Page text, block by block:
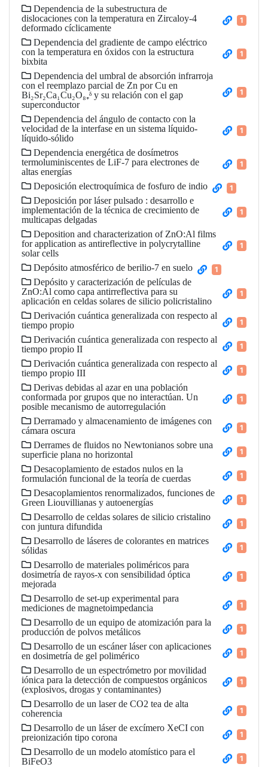
Dependencia de la subestructura de
dislocaciones con la temperatura en Zircaloy-4
deformado cíclicamente
1
Dependencia del gradiente de campo eléctrico
con la temperatura en óxidos con la estructura
bixbita
1
Dependencia del umbral de absorción infrarroja
con el reemplazo parcial de Zn por Cu en
Bi₂Sr₂Ca₁Cu₂O₈₊ᵟ y su relación con el gap
superconductor
1
Dependencia del ángulo de contacto con la
velocidad de la interfase en un sistema líquido-
líquido-sólido
1
Dependencia energética de dosímetros
termoluminiscentes de LiF-7 para electrones de
altas energías
1
Deposición electroquímica de fosfuro de indio 1
Deposición por láser pulsado : desarrollo e
implementación de la técnica de crecimiento de
multicapas delgadas
1
Deposition and characterization of ZnO:Al films
for application as antireflective in polycrytalline
solar cells
1
Depósito atmosférico de berilio-7 en suelo 1
Depósito y caracterización de películas de
ZnO:Al como capa antirreflectiva para su
aplicación en celdas solares de silicio policristalino
1
Derivación cuántica generalizada con respecto al
tiempo propio
1
Derivación cuántica generalizada con respecto al
tiempo propio II
1
Derivación cuántica generalizada con respecto al
tiempo propio III
1
Derivas debidas al azar en una población
conformada por grupos que no interactúan. Un
posible mecanismo de autorregulación
1
Derramado y almacenamiento de imágenes con
cámara oscura
1
Derrames de fluidos no Newtonianos sobre una
superficie plana no horizontal
1
Desacoplamiento de estados nulos en la
formulación funcional de la teoría de cuerdas
1
Desacoplamientos renormalizados, funciones de
Green Liouvillianas y autoenergías
1
Desarrollo de celdas solares de silicio cristalino
con juntura difundida
1
Desarrollo de láseres de colorantes en matrices
sólidas
1
Desarrollo de materiales poliméricos para
dosimetría de rayos-x con sensibilidad óptica
mejorada
1
Desarrollo de set-up experimental para
mediciones de magnetoimpedancia
1
Desarrollo de un equipo de atomización para la
producción de polvos metálicos
1
Desarrollo de un escáner láser con aplicaciones
en dosimetría de gel polimérico
1
Desarrollo de un espectrómetro por movilidad
iónica para la detección de compuestos orgánicos
(explosivos, drogas y contaminantes)
1
Desarrollo de un laser de CO2 tea de alta
coherencia
1
Desarrollo de un láser de excímero XeCI con
preionización tipo corona
1
Desarrollo de un modelo atomístico para el
BiFeO3
1